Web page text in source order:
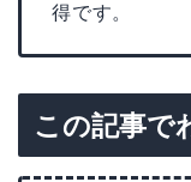
得です。
この記事で